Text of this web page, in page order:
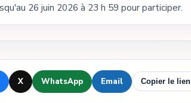
26 juin 2026 à 23 h 59 pour participer.
X WhatsApp Email Copier le lien